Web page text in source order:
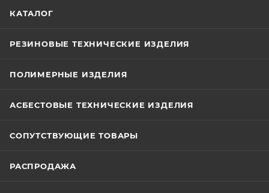
КАТАЛОГ
РЕЗИНОВЫЕ ТЕХНИЧЕСКИЕ ИЗДЕЛИЯ
ПОЛИМЕРНЫЕ ИЗДЕЛИЯ
АСБЕСТОВЫЕ ТЕХНИЧЕСКИЕ ИЗДЕЛИЯ
СОПУТСТВУЮЩИЕ ТОВАРЫ
РАСПРОДАЖА